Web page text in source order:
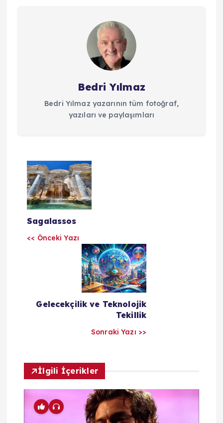
Bedri Yılmaz
Bedri Yılmaz yazarının tüm fotoğraf,
yazıları ve paylaşımları
Y
a
z
m
Sagalassos
<< Önceki Yazı
Gelecekçilik ve Teknolojik
Tekillik
Sonraki Yazı >>
İlgili İçerikler